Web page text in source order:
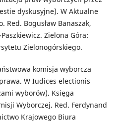
dyskusyjne). W Aktualne
Red. Bogusław Banaszak,
Zielona Góra:
Zielonogórskiego.
komisja wyborcza
W Iudices electionis
wyborów). Księga
Wyborczej. Red. Ferdynand
Krajowego Biura